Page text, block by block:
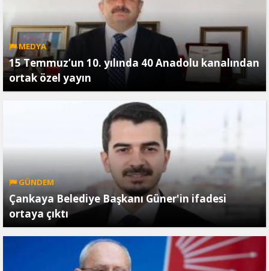
MEDYA
15 Temmuz’un 10. yılında 40 Anadolu kanalından
ortak özel yayın
GÜNDEM
Çankaya Belediye Başkanı Güner'in ifadesi
ortaya çıktı